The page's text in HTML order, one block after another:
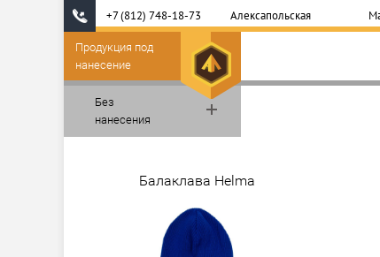
+7 (812) 748-18-73 Алексапольская
Продукция под
нанесение
Без
нанесения
Балаклава Helma